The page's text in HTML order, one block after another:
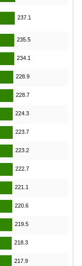
237.1
235.5
234.1
228.9
228.7
224.3
223.7
223.2
222.7
221.1
220.6
219.5
218.3
217.9